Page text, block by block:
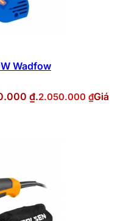
Wadfow
₫.2.050.000 ₫Giá